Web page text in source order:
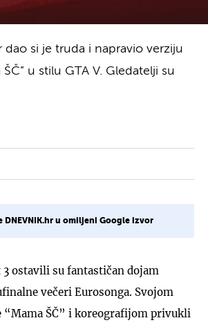
si je truda i napravio verziju
ŠČ” u stilu GTA V. Gledatelji su
DNEVNIK.hr u omiljeni Google izvor
ostavili su fantastičan dojam
večeri Eurosonga. Svojom
“Mama ŠČ” i koreografijom privukli